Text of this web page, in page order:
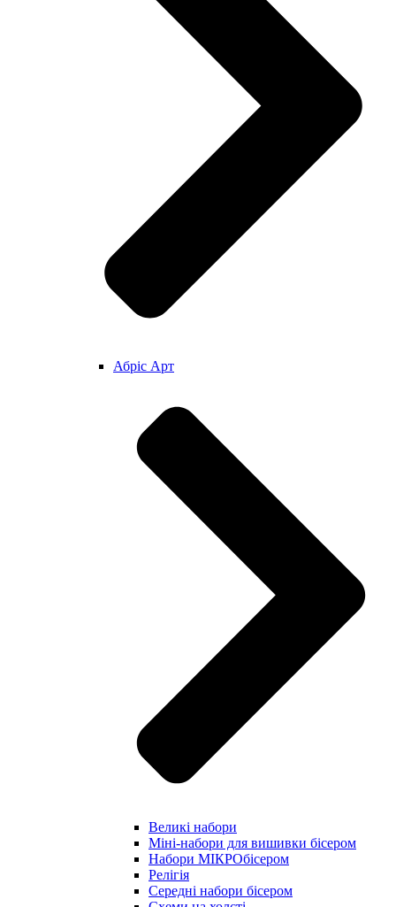
Абріс Арт
Великі набори
Міні-набори для вишивки бісером
Набори МІКРОбісером
Релігія
Середні набори бісером